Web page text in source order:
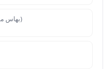
(bahasa Melayu, بهاس ملايو‎)